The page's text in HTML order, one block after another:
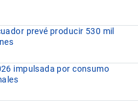
prevé producir 530 mil
impulsada por consumo